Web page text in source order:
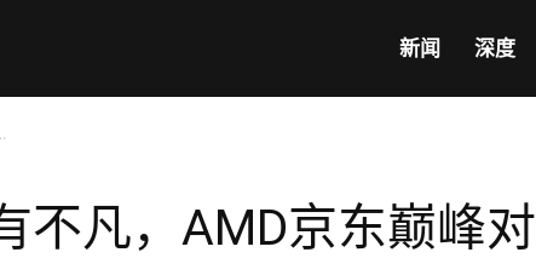
新闻 深度
不凡，AMD京东巅峰对